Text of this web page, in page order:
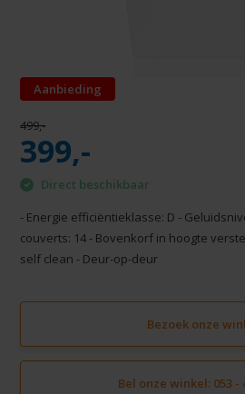
Aanbieding
499,-
399,-
Direct beschikbaar
- Energie efficiëntieklasse: D -
couverts: 14 - Bovenkorf in hoogte
self clean - Deur-op-deur
Bezoek onze
Bel onze winkel: 053 -